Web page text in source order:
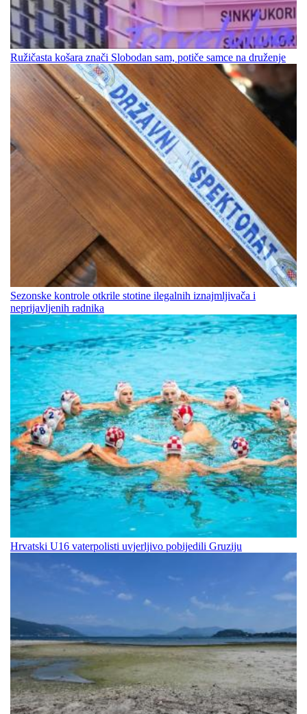
Ružičasta košara znači Slobodan sam, potiče samce na druženje
Sezonske kontrole otkrile stotine ilegalnih iznajmljivača i
neprijavljenih radnika
Hrvatski U16 vaterpolisti uvjerljivo pobijedili Gruziju